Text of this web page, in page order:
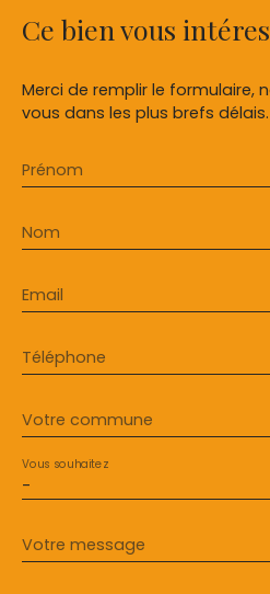
Ce bienvous
Merci de remplir le formulaire,
vous dans les plus brefs délais.
Prénom
Nom
Email
Téléphone
Votre commune
-
Vous souhaitez
Votre message